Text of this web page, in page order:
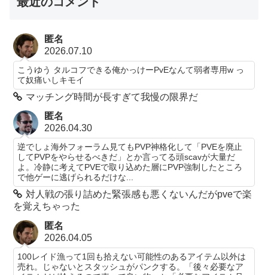
匿名
2026.07.10
こうゆう タルコフできる俺かっけーPvEなんて弱者専用w っ
て奴痛いしキモイ
マッチング時間が長すぎて我慢の限界だ
匿名
2026.04.30
逆でしょ海外フォーラム見てもPVP神格化して「PVEを廃止
してPVPをやらせるべきだ」とか言ってる頭scavが大量だ
よ。冷静に考えてPVEで取り込めた層にPVP強制したところ
で他ゲーに逃げられるだけな...
対人戦の張り詰めた緊張感も悪くないんだがpveで楽
を覚えちゃった
匿名
2026.04.05
100レイド漁って1回も拾えない可能性のあるアイテム以外は
売れ。じゃないとスタッシュがパンクする。「後々必要なア